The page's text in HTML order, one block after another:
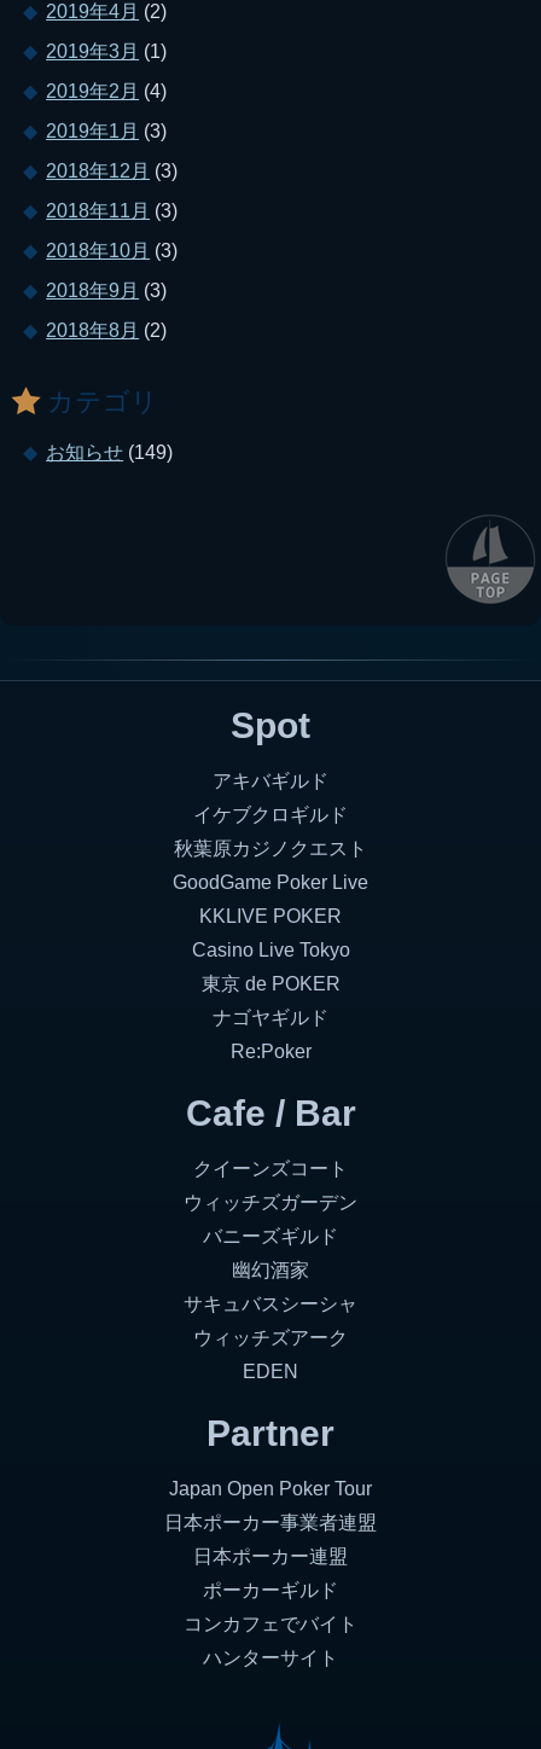
2019年4月 (2)
2019年3月 (1)
2019年2月 (4)
2019年1月 (3)
2018年12月 (3)
2018年11月 (3)
2018年10月 (3)
2018年9月 (3)
2018年8月 (2)
カテゴリ
お知らせ (149)
Spot
アキバギルド
イケブクロギルド
秋葉原カジノクエスト
GoodGame Poker Live
KKLIVE POKER
Casino Live Tokyo
東京 de POKER
ナゴヤギルド
Re:Poker
Cafe / Bar
クイーンズコート
ウィッチズガーデン
バニーズギルド
幽幻酒家
サキュバスシーシャ
ウィッチズアーク
EDEN
Partner
Japan Open Poker Tour
日本ポーカー事業者連盟
日本ポーカー連盟
ポーカーギルド
コンカフェでバイト
ハンターサイト